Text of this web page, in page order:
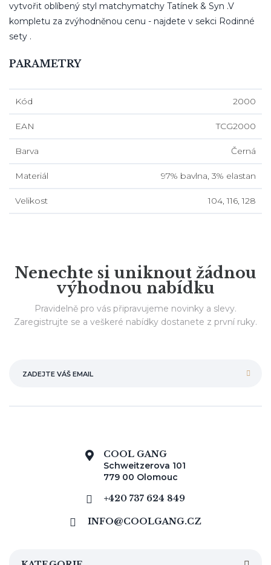
vytvořit oblíbený styl matchymatchy Tatínek & Syn .V
kompletu za zvýhodněnou cenu - najdete v sekci Rodinné
sety .
PARAMETRY
Kód 2000
EAN TCG2000
Barva Černá
Materiál 97% bavlna, 3% elastan
Velikost 104, 116, 128
Nenechte si uniknout žádnou
výhodnou nabídku
Pravidelně pro vás připravujeme novinky a slevy.
Zaregistrujte se a veškeré nabídky dostanete z první ruky.
COOL GANG
Schweitzerova 101
779 00 Olomouc
+420 737 624 849
INFO@COOLGANG.CZ